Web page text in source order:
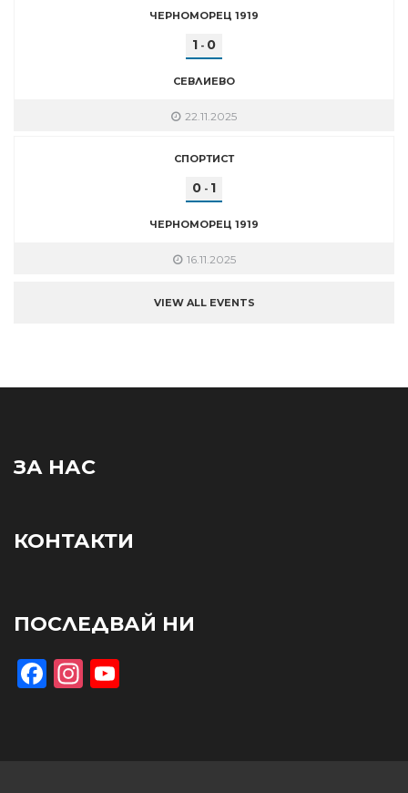
ЧЕРНОМОРЕЦ 1919
1 - 0
СЕВЛИЕВО
22.11.2025
СПОРТИСТ
0 - 1
ЧЕРНОМОРЕЦ 1919
16.11.2025
VIEW ALL EVENTS
ЗА НАС
КОНТАКТИ
ПОСЛЕДВАЙ НИ
Facebook
Instagram